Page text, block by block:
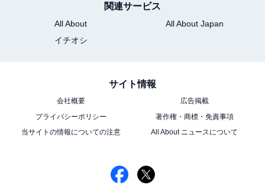
関連サービス
All About
All About Japan
イチオシ
サイト情報
会社概要
広告掲載
プライバシーポリシー
著作権・商標・免責事項
当サイトの情報についての注意
All About ニュースについて